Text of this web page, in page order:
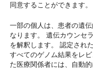
同意することができます。
一部の個人は、患者の遺
なります。 遺伝カウンセ
を解釈します。 認定され
すべてのゲノム結果をレ
た医療関係者には、自動